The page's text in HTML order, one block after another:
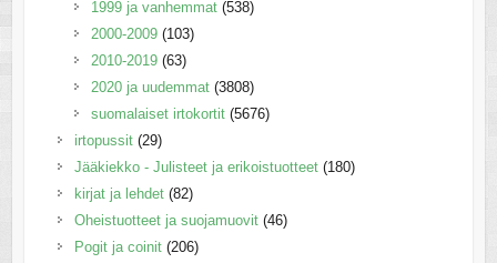
1999 ja vanhemmat (538)
2000-2009 (103)
2010-2019 (63)
2020 ja uudemmat (3808)
suomalaiset irtokortit (5676)
irtopussit (29)
Jääkiekko - Julisteet ja erikoistuotteet (180)
kirjat ja lehdet (82)
Oheistuotteet ja suojamuovit (46)
Pogit ja coinit (206)